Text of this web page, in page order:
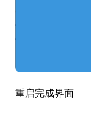
重启完成界面